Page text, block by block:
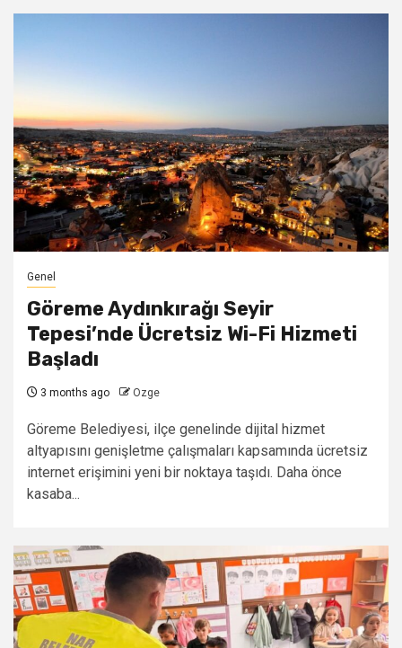
Genel
Göreme Aydınkırağı Seyir
Tepesi’nde Ücretsiz Wi-Fi Hizmeti
Başladı
3 months ago Ozge
Göreme Belediyesi, ilçe genelinde dijital hizmet
altyapısını genişletme çalışmaları kapsamında ücretsiz
internet erişimini yeni bir noktaya taşıdı. Daha önce
kasaba...